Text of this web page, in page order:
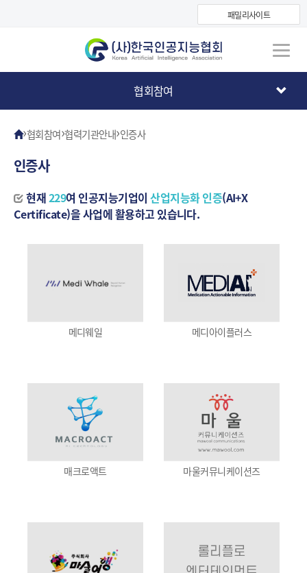
패밀리사이트
협회참여
›협회참여›협력기관안내›인증사
인증사
현재229여 인공지능기업이산업지능화 인증(AI+X
Certificate)을 사업에 활용하고 있습니다.
메디웨일 메디아이플러스
매크로액트 마울커뮤니케이션즈